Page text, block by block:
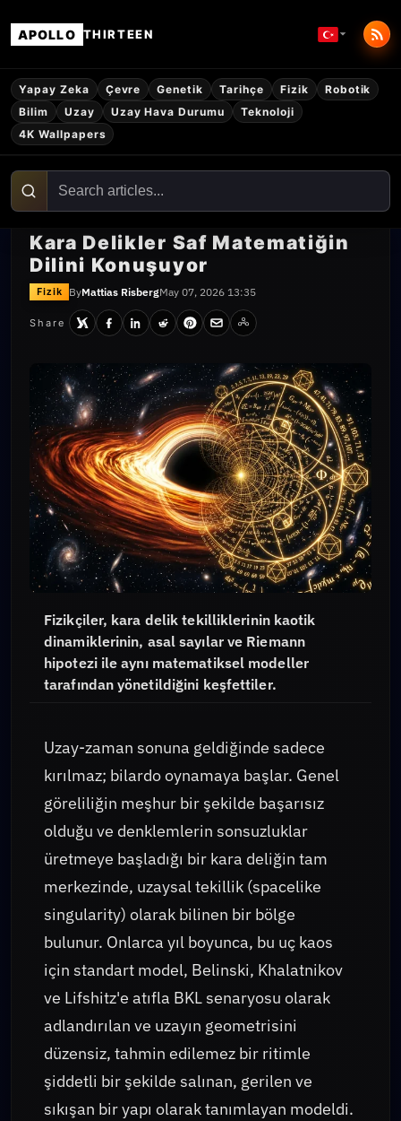
APOLLO THIRTEEN
Yapay Zeka Çevre Genetik Tarihçe Fizik
Robotik
Bilim
Uzay Uzay Hava Durumu
Teknoloji
4K Wallpapers
Kara Delikler Saf Matematiğin
Dilini Konuşuyor
Fizik ByMattias RisbergMay 07, 2026 13:35
Share
Fizikçiler, kara delik tekilliklerinin kaotik
dinamiklerinin, asal sayılar ve Riemann
hipotezi ile aynı matematiksel modeller
tarafından yönetildiğini keşfettiler.
Uzay-zaman sonuna geldiğinde sadece
kırılmaz; bilardo oynamaya başlar. Genel
göreliliğin meşhur bir şekilde başarısız
olduğu ve denklemlerin sonsuzluklar
üretmeye başladığı bir kara deliğin tam
merkezinde, uzaysal tekillik (spacelike
singularity) olarak bilinen bir bölge
bulunur. Onlarca yıl boyunca, bu uç kaos
için standart model, Belinski, Khalatnikov
ve Lifshitz'e atıfla BKL senaryosu olarak
adlandırılan ve uzayın geometrisini
düzensiz, tahmin edilemez bir ritimle
şiddetli bir şekilde salınan, gerilen ve
sıkışan bir yapı olarak tanımlayan modeldi.